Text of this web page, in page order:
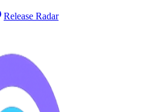
Release Radar